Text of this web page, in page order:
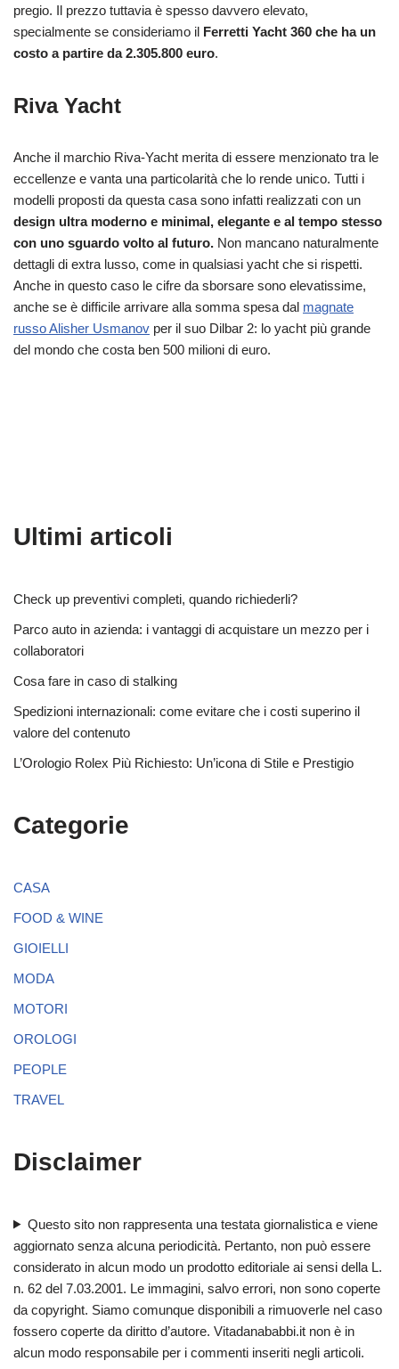
pregio. Il prezzo tuttavia è spesso davvero elevato,
specialmente se consideriamo il Ferretti Yacht 360 che ha un
costo a partire da 2.305.800 euro.
Riva Yacht
Anche il marchio Riva-Yacht merita di essere menzionato tra le
eccellenze e vanta una particolarità che lo rende unico. Tutti i
modelli proposti da questa casa sono infatti realizzati con un
design ultra moderno e minimal, elegante e al tempo stesso
con uno sguardo volto al futuro. Non mancano naturalmente
dettagli di extra lusso, come in qualsiasi yacht che si rispetti.
Anche in questo caso le cifre da sborsare sono elevatissime,
anche se è difficile arrivare alla somma spesa dal magnate
russo Alisher Usmanov per il suo Dilbar 2: lo yacht più grande
del mondo che costa ben 500 milioni di euro.
Ultimi articoli
Check up preventivi completi, quando richiederli?
Parco auto in azienda: i vantaggi di acquistare un mezzo per i
collaboratori
Cosa fare in caso di stalking
Spedizioni internazionali: come evitare che i costi superino il
valore del contenuto
L’Orologio Rolex Più Richiesto: Un’icona di Stile e Prestigio
Categorie
CASA
FOOD & WINE
GIOIELLI
MODA
MOTORI
OROLOGI
PEOPLE
TRAVEL
Disclaimer
Questo sito non rappresenta una testata giornalistica e viene
aggiornato senza alcuna periodicità. Pertanto, non può essere
considerato in alcun modo un prodotto editoriale ai sensi della L.
n. 62 del 7.03.2001. Le immagini, salvo errori, non sono coperte
da copyright. Siamo comunque disponibili a rimuoverle nel caso
fossero coperte da diritto d’autore. Vitadanababbi.it non è in
alcun modo responsabile per i commenti inseriti negli articoli.